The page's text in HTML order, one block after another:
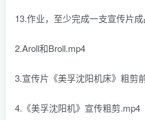
13.作业，至少完成一支宣传片
2.Aroll和Broll.mp4
3.宣传片《美孚沈阳机床》粗剪
4.《美孚沈阳机》宣传粗剪.mp4